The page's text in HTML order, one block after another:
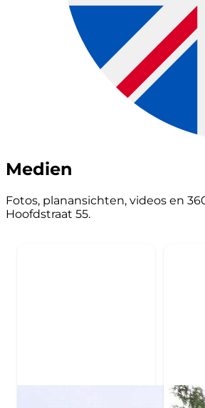
Medien
Fotos, planansichten, videos en
Hoofdstraat 55.